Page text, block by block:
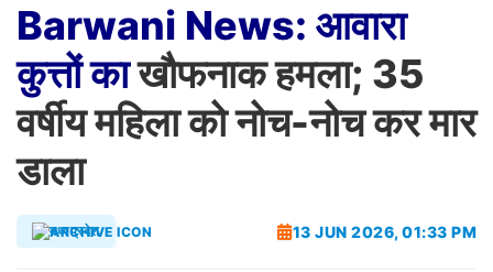
Barwani News: आवारा
कुत्तोंकाखौफनाक हमला; 35
वर्षीय महिला को नोच-नोच कर मार
डाला
मध्यप्रदेश 13 JUN 2026, 01:33 PM